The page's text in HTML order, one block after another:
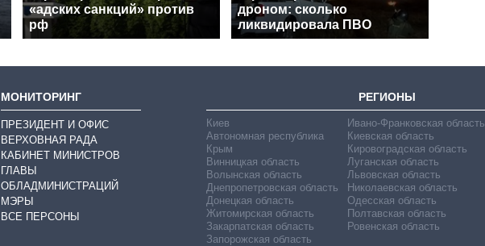
«адских санкций» против
рф
дроном: сколько
ликвидировала ПВО
МОНИТОРИНГ
ПРЕЗИДЕНТ И ОФИС
ВЕРХОВНАЯ РАДА
КАБИНЕТ МИНИСТРОВ
ГЛАВЫ
ОБЛАДМИНИСТРАЦИЙ
МЭРЫ
ВСЕ ПЕРСОНЫ
РЕГИОНЫ
Киев
Автономная республика
Крым
Винницкая область
Волынская область
Днепропетровская область
Донецкая область
Житомирская область
Закарпатская область
Запорожская область
Ивано-Франковская область
Киевская область
Кировоградская область
Луганская область
Львовская область
Николаевская область
Одесская область
Полтавская область
Ровенская область